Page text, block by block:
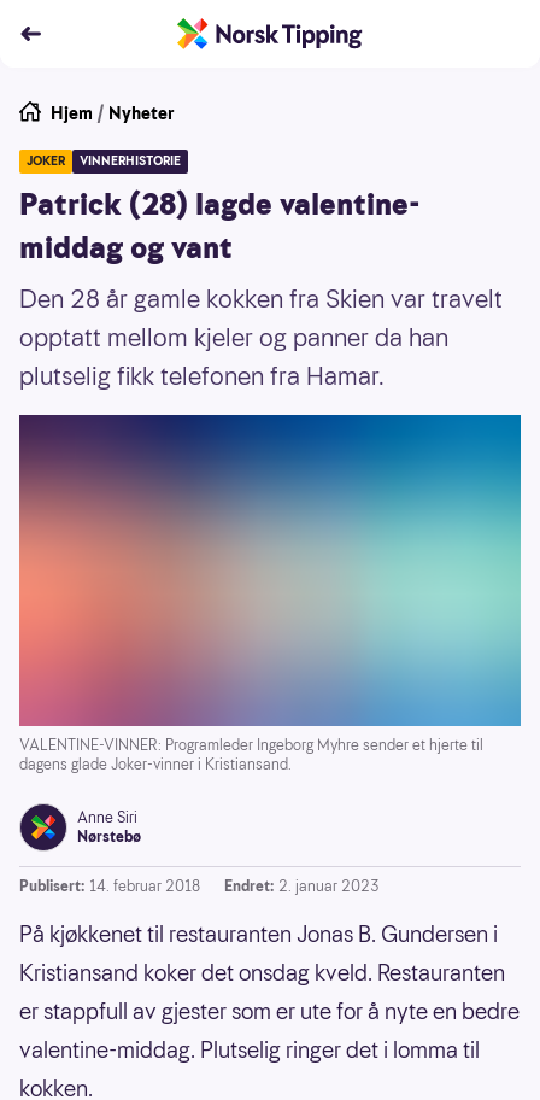
Hjem / Nyheter
JOKER VINNERHISTORIE
Patrick (28) lagde valentine-
middag og vant
Den 28 år gamle kokken fra Skien var travelt
opptatt mellom kjeler og panner da han
plutselig fikk telefonen fra Hamar.
VALENTINE-VINNER: Programleder Ingeborg Myhre sender et hjerte til
dagens glade Joker-vinner i Kristiansand.
Anne Siri
Nørstebø
Publisert: 14. februar 2018 Endret: 2. januar 2023
På kjøkkenet til restauranten Jonas B. Gundersen i
Kristiansand koker det onsdag kveld. Restauranten
er stappfull av gjester som er ute for å nyte en bedre
valentine-middag. Plutselig ringer det i lomma til
kokken.